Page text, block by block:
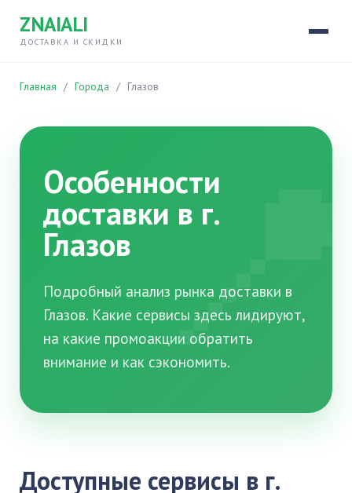
ZNAIALI
ДОСТАВКА И СКИДКИ
Главная / Города / Глазов
Особенности
доставки в г.
Глазов
Подробный анализ рынка доставки в
Глазов. Какие сервисы здесь лидируют,
на какие промоакции обратить
внимание и как сэкономить.
Доступные сервисы в г.